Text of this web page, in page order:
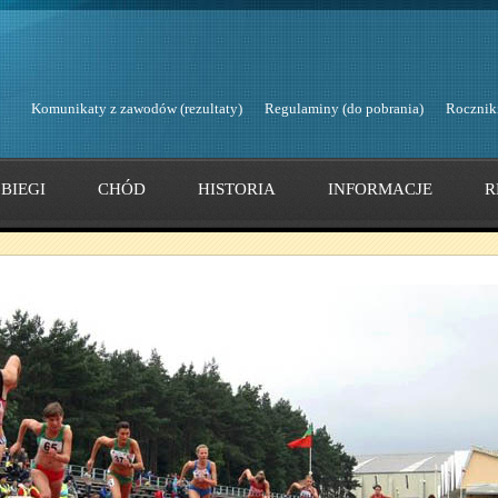
Komunikaty z zawodów (rezultaty) Regulaminy (do pobrania)
BIEGI CHÓD HISTORIA INFORMACJE